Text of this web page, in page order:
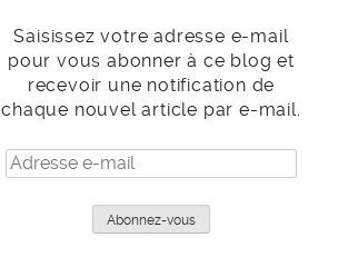
Saisissez votre adresse e-mail
pour vous abonner à ce blog et
recevoir une notification de
chaque nouvel article par e-mail.
Adresse
e-
Abonnez-vous